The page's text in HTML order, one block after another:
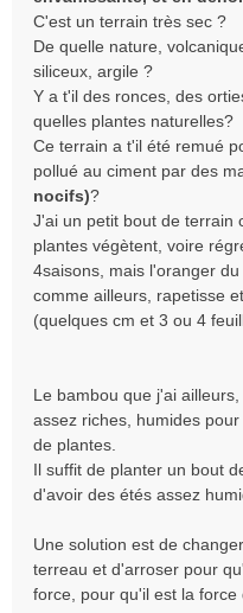
s
a
g
e
n
l
u
C'est un terrain très sec ?
De quelle nature,
siliceux, argile ?
Y a t'il des ronces, des
quelles plantes naturelles?
Ce terrain a t'il été remué
pollué au ciment par des
nocifs)?
J'ai un petit bout de terrain
plantes végètent, voire
4saisons, mais l'oranger
comme ailleurs, rapetisse
(quelques cm et 3 ou 4
Le bambou que j'ai
assez riches, humides
de plantes.
Il suffit de planter un bout
d'avoir des étés assez
Une solution est de
terreau et d'arroser pour
force, pour qu'il est la force